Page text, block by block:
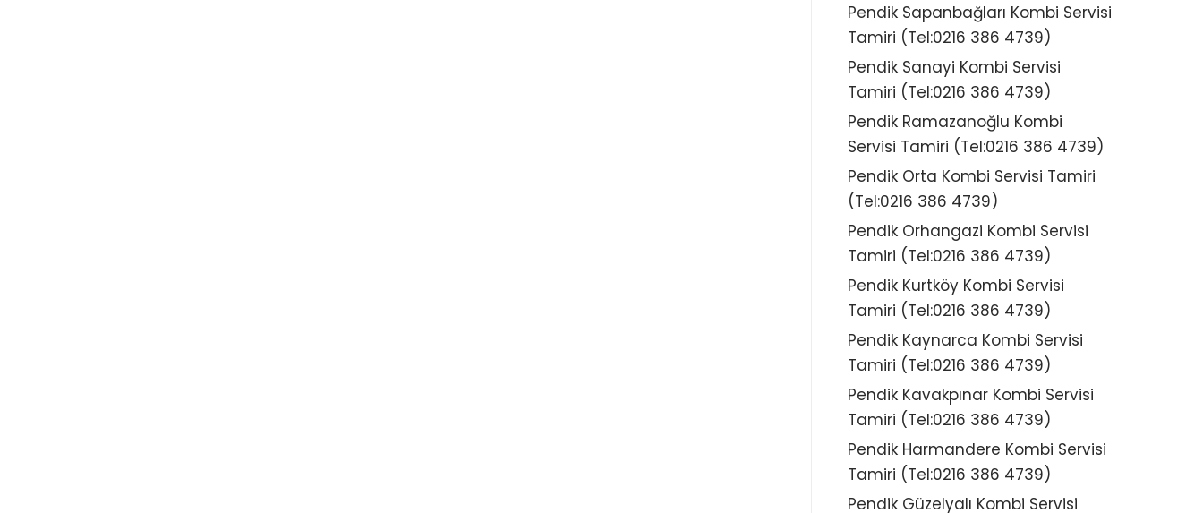
Pendik Sapanbağları Kombi Servisi
Tamiri (Tel:0216 386 4739)
Pendik Sanayi Kombi Servisi
Tamiri (Tel:0216 386 4739)
Pendik Ramazanoğlu Kombi
Servisi Tamiri (Tel:0216 386 4739)
Pendik Orta Kombi Servisi Tamiri
(Tel:0216 386 4739)
Pendik Orhangazi Kombi Servisi
Tamiri (Tel:0216 386 4739)
Pendik Kurtköy Kombi Servisi
Tamiri (Tel:0216 386 4739)
Pendik Kaynarca Kombi Servisi
Tamiri (Tel:0216 386 4739)
Pendik Kavakpınar Kombi Servisi
Tamiri (Tel:0216 386 4739)
Pendik Harmandere Kombi Servisi
Tamiri (Tel:0216 386 4739)
Pendik Güzelyalı Kombi Servisi